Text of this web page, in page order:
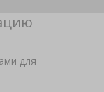
для